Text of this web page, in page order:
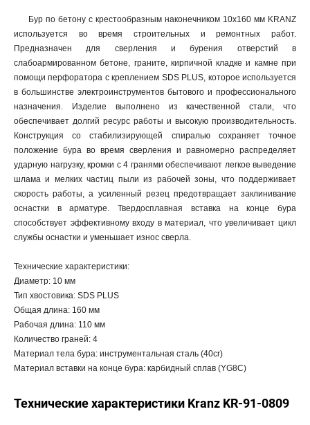
Бур по бетону с крестообразным наконечником 10x160 мм KRANZ
используется во время строительных и ремонтных работ.
Предназначен для сверления и бурения отверстий в
слабоармированном бетоне, граните, кирпичной кладке и камне при
помощи перфоратора с креплением SDS PLUS, которое используется
в большинстве электроинструментов бытового и профессионального
назначения. Изделие выполнено из качественной стали, что
обеспечивает долгий ресурс работы и высокую производительность.
Конструкция со стабилизирующей спиралью сохраняет точное
положение бура во время сверления и равномерно распределяет
ударную нагрузку, кромки с 4 гранями обеспечивают легкое выведение
шлама и мелких частиц пыли из рабочей зоны, что поддерживает
скорость работы, а усиленный резец предотвращает заклинивание
оснастки в арматуре. Твердосплавная вставка на конце бура
способствует эффективному входу в материал, что увеличивает цикл
службы оснастки и уменьшает износ сверла.
Технические характеристики:
Диаметр: 10 мм
Тип хвостовика: SDS PLUS
Общая длина: 160 мм
Рабочая длина: 110 мм
Количество граней: 4
Материал тела бура: инструментальная сталь (40cr)
Материал вставки на конце бура: карбидный сплав (YG8C)
Технические характеристики Kranz KR-91-0809